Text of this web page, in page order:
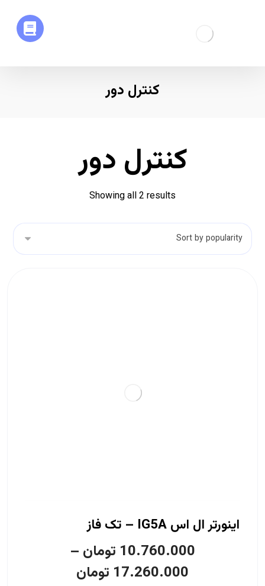
کنترل دور
کنترل دور
Showing all 2 results
اینورتر ال اس IG5A – تک فاز
10.760.000 تومان –
17.260.000 تومان